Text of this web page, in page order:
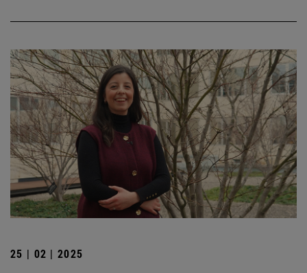
25 | 02 | 2025